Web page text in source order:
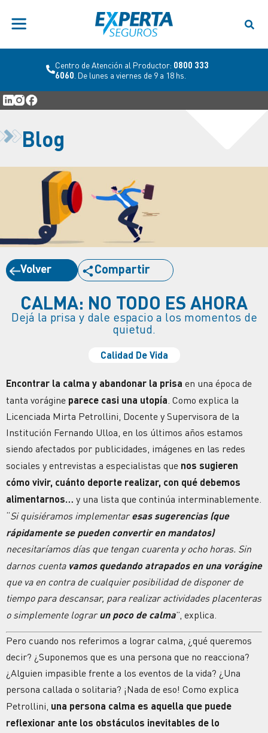
Centro de Atención al Productor: 0800 333
6060 . De lunes a viernes de 9 a 18 hs.
Blog
Volver Compartir
CALMA: NO TODO ES AHORA
Dejá la prisa y dale espacio a los momentos de
quietud.
Calidad De Vida
Encontrar la calma y abandonar la prisa en una época de
tanta vorágine parece casi una utopía . Como explica la
Licenciada Mirta Petrollini, Docente y Supervisora de la
Institución Fernando Ulloa, en los últimos años estamos
siendo afectados por publicidades, imágenes en las redes
sociales y entrevistas a especialistas que nos sugieren
cómo vivir, cuánto deporte realizar, con qué debemos
alimentarnos… y una lista que continúa interminablemente.
“Si quisiéramos implementaresas sugerencias (que
rápidamente se pueden convertir en mandatos)
necesitaríamos días que tengan cuarenta y ocho horas. Sin
darnos cuenta vamos quedando atrapados en una vorágine
que va en contra de cualquier posibilidad de disponer de
tiempo para descansar, para realizar actividades placenteras
o simplemente lograrun poco de calma”, explica.
Pero cuando nos referimos a lograr calma, ¿qué queremos
decir? ¿Suponemos que es una persona que no reacciona?
¿Alguien impasible frente a los eventos de la vida? ¿Una
persona callada o solitaria? ¡Nada de eso! Como explica
Petrollini, una persona calma es aquella que puede
reflexionar ante los obstáculos inevitables de lo